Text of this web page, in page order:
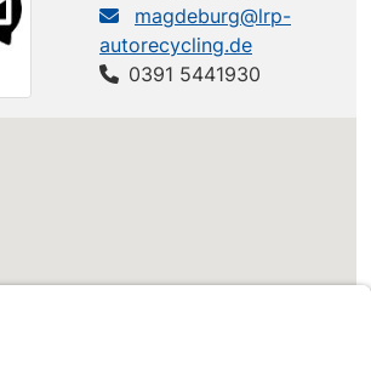
magdeburg@lrp-
autorecycling.de
0391 5441930